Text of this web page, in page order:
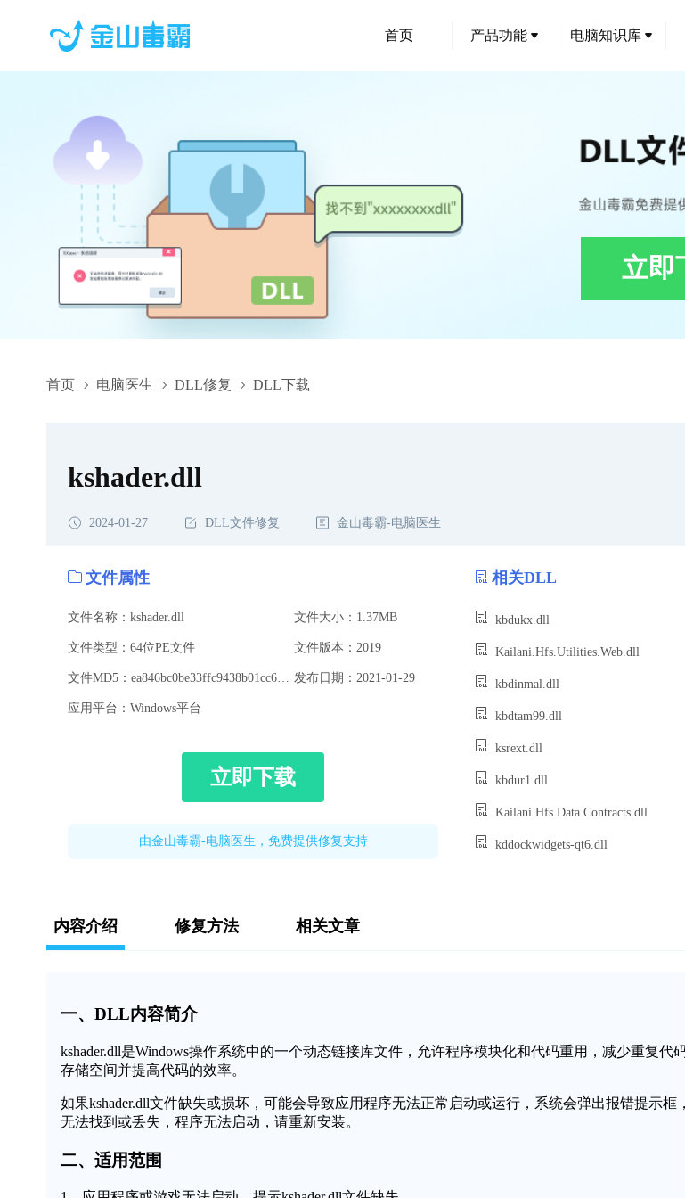
首页 产品功能 电脑知识库
立即
首页 电脑医生 DLL修复 DLL下载
kshader.dll,kshader.dll下载,kshader.dll修复
kshader.dll
2024-01-27 DLL文件修复 金山毒霸-电脑医生
文件属性
文件名称：kshader.dll 文件大小：1.37MB
文件类型：64位PE文件 文件版本：2019
发布日期：2021-01-29
应用平台：Windows平台
立即下载
由金山毒霸-电脑医生，免费提供修复支持
相关DLL
kbdukx.dll
Kailani.Hfs.Utilities.Web.dll
kbdinmal.dll
kbdtam99.dll
ksrext.dll
kbdur1.dll
Kailani.Hfs.Data.Contracts.dll
kddockwidgets-qt6.dll
内容介绍 修复方法 相关文章
一、DLL内容简介
kshader.dll是Windows操作系统中的一个动态链接库文件，允许程序模块化和代码重用，减少重复代
存储空间并提高代码的效率。
如果kshader.dll文件缺失或损坏，可能会导致应用程序无法正常启动或运行，系统会弹出报错提示框
无法找到或丢失，程序无法启动，请重新安装。
二、适用范围